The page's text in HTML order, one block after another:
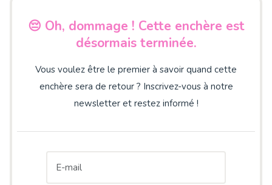
😔 Oh, dommage ! Cette enchère est
désormais terminée.
Vous voulez être le premier à savoir quand cette
enchère sera de retour ? Inscrivez-vous à notre
newsletter et restez informé !